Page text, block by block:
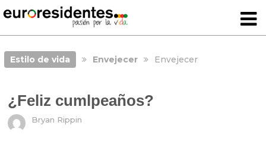
Estilo de vida Envejecer Envejecer
¿Feliz cumlpeaños?
Bryan Rippin